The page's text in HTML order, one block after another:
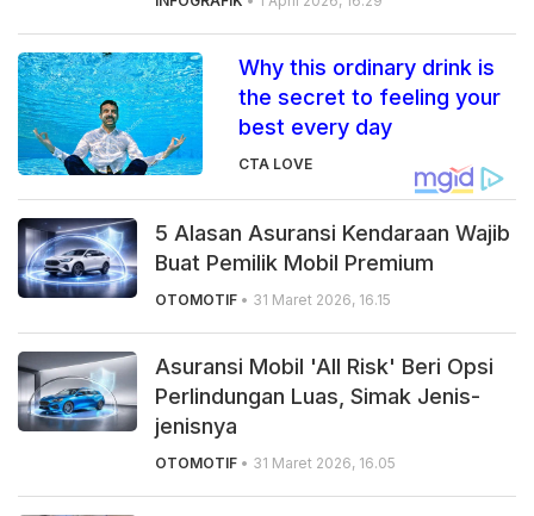
Why this ordinary drink is
the secret to feeling your
best every day
CTA LOVE
5 Alasan Asuransi Kendaraan Wajib
Buat Pemilik Mobil Premium
OTOMOTIF • 31 Maret 2026, 16.15
Asuransi Mobil 'All Risk' Beri Opsi
Perlindungan Luas, Simak Jenis-
jenisnya
OTOMOTIF • 31 Maret 2026, 16.05